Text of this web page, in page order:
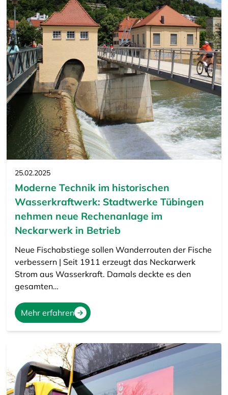
25.02.2025
Moderne Technik im historischen
Wasserkraftwerk: Stadtwerke Tübingen
nehmen neue Rechenanlage im
Neckarwerk in Betrieb
Neue Fischabstiege sollen Wanderrouten der Fische
verbessern | Seit 1911 erzeugt das Neckarwerk
Strom aus Wasserkraft. Damals deckte es den
gesamten…
Mehr erfahren